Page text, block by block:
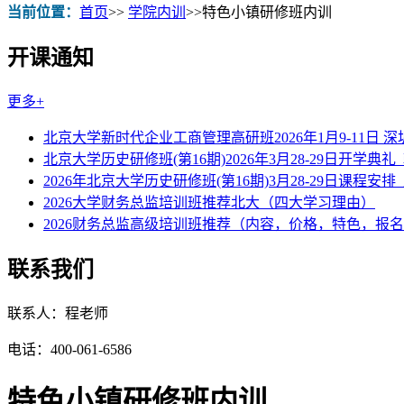
当前位置： 首页>> 学院内训 >>特色小镇研修班内训
开课通知
更多+
北京大学新时代企业工商管理高研班2026年1月9-11日 深
北京大学历史研修班(第16期)2026年3月28-29日开学典礼
2026年北京大学历史研修班(第16期)3月28-29日课程安排
2026大学财务总监培训班推荐北大（四大学习理由）
2026财务总监高级培训班推荐（内容，价格，特色，报名
联系我们
联系人：程老师
电话：400-061-6586